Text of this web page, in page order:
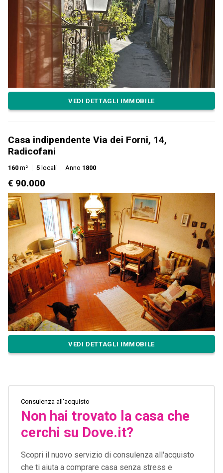
VEDI DETTAGLI IMMOBILE
Casa indipendente Via dei Forni, 14,
Radicofani
160 m² 5 locali Anno 1800
€ 90.000
VEDI DETTAGLI IMMOBILE
Consulenza all'acquisto
Non hai trovato la casa che
cerchi su Dove.it?
Scopri il nuovo servizio di consulenza all'acquisto
che ti aiuta a comprare casa senza stress e